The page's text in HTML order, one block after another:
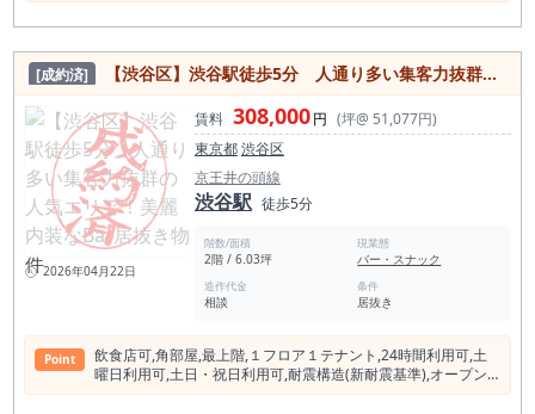
[成約済] 【渋谷区】渋⾕駅徒歩5分 人通り多い集客力抜群の人気エリア！美麗内装なBar居抜き物件
2026年04月22日
賃料 308,000円 (坪@ 51,077円)
東京都渋谷区
京王井の頭線
渋谷駅 徒歩5分
階数/面積
2階 / 6.03坪
現業態
バー・スナック
造作代金
相談
条件
居抜き
Point
飲⾷店可,⾓部屋,最上階,１フロア１テナント,24時間利⽤可,⼟
曜⽇利⽤可,⼟⽇・祝⽇利⽤可,耐震構造(新耐震基準),オープン
キッチン